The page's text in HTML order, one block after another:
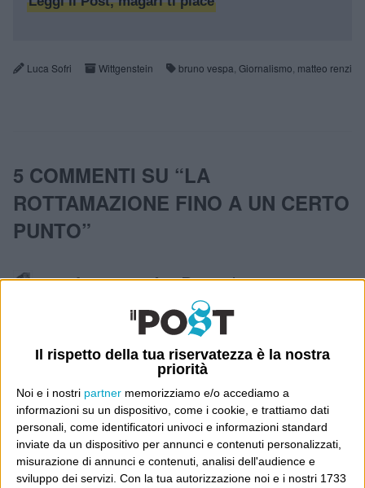
Il rispetto della tua riservatezza è la nostra
priorità
Noi e i nostri partner memorizziamo e/o accediamo a
informazioni su un dispositivo, come i cookie, e trattiamo dati
personali, come identificatori univoci e informazioni standard
inviate da un dispositivo per annunci e contenuti personalizzati,
misurazione di annunci e contenuti, analisi dell'audience e
sviluppo dei servizi. Con la tua autorizzazione noi e i nostri 1733
Luca Sofri Wittgenstein bruno vespa Giornalismo matteo renzi
5 COMMENTI SU “LA
ROTTAMAZIONE FINO A UN CERTO
PUNTO”
dmusmeci 2 Dicembre 2015 at
Però così detta si salva l’intenzione
del rottamatore, che viene piegato
contro natura alla ritualità vespiana,
aggirando il dubbio che il sedersi
sullo scranno ancora caldo del
rottamato venga fatto da Renzi con